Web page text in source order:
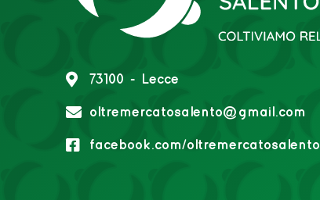
73100 - Lecce
oltremercatosalento@gmail.com
facebook.com/oltremercatosalento